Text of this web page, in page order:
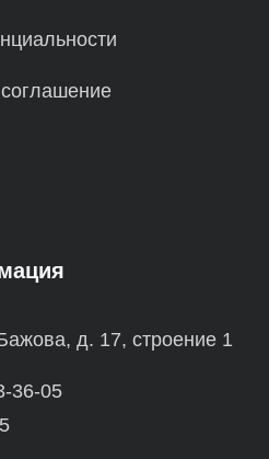
д. 17, строение 1
36-05